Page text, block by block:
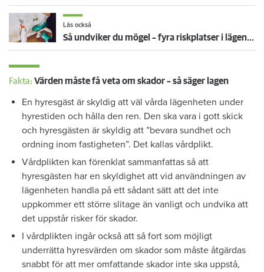
Läs också
Så undviker du mögel – fyra riskplatser i lägenheten: ”Måste städa bort”
Fakta: Värden måste få veta om skador – så säger lagen
En hyresgäst är skyldig att väl vårda lägenheten under
hyrestiden och hålla den ren. Den ska vara i gott skick
och hyresgästen är skyldig att ”bevara sundhet och
ordning inom fastigheten”. Det kallas vårdplikt.
Vårdplikten kan förenklat sammanfattas så att
hyresgästen har en skyldighet att vid användningen av
lägenheten handla på ett sådant sätt att det inte
uppkommer ett större slitage än vanligt och undvika att
det uppstår risker för skador.
I vårdplikten ingår också att så fort som möjligt
underrätta hyresvärden om skador som måste åtgärdas
snabbt för att mer omfattande skador inte ska uppstå,